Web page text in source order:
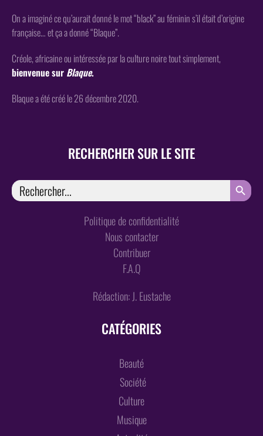
On a imaginé ce qu’aurait donné le mot “black” au féminin s’il était d’origine
française… et ça a donné “Blaque”.
Créole, africaine ou intéressée par la culture noire tout simplement,
bienvenue sur Blaque.
Blaque a été créé le 26 décembre 2020.
RECHERCHER SUR LE SITE
Search
for:
SEARCH
Politique de confidentialité
Nous contacter
Contribuer
F.A.Q
Rédaction: J. Eustache
CATÉGORIES
Beauté
Société
Culture
Musique